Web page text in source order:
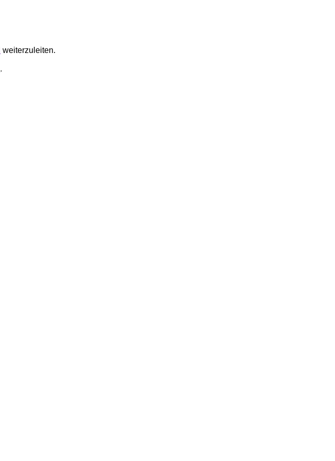
weiterzuleiten.
.